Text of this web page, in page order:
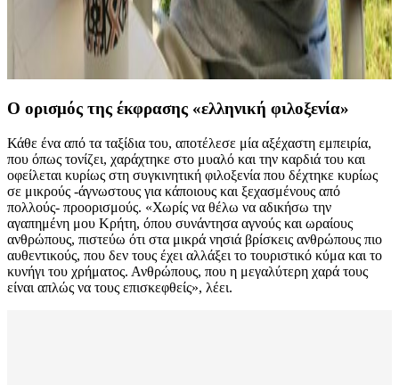
Ο ορισμός της έκφρασης «ελληνική φιλοξενία»
Κάθε ένα από τα ταξίδια του, αποτέλεσε μία αξέχαστη εμπειρία,
που όπως τονίζει, χαράχτηκε στο μυαλό και την καρδιά του και
οφείλεται κυρίως στη συγκινητική φιλοξενία που δέχτηκε κυρίως
σε μικρούς -άγνωστους για κάποιους και ξεχασμένους από
πολλούς- προορισμούς. «Χωρίς να θέλω να αδικήσω την
αγαπημένη μου Κρήτη, όπου συνάντησα αγνούς και ωραίους
ανθρώπους, πιστεύω ότι στα μικρά νησιά βρίσκεις ανθρώπους πιο
αυθεντικούς, που δεν τους έχει αλλάξει το τουριστικό κύμα και το
κυνήγι του χρήματος. Ανθρώπους, που η μεγαλύτερη χαρά τους
είναι απλώς να τους επισκεφθείς», λέει.